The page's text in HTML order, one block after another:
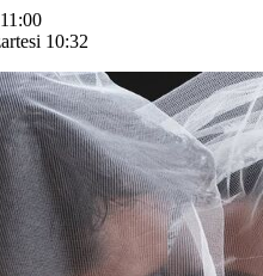
10:32